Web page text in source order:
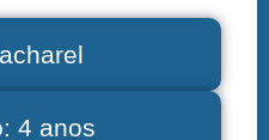
4 anos